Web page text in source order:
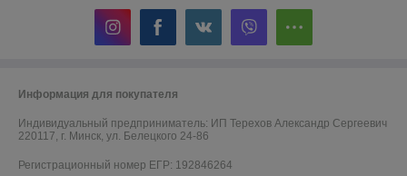
Информация для покупателя
Индивидуальный предприниматель: ИП Терехов Александр Сергеевич
220117, г. Минск, ул. Белецкого 24-86
Регистрационный номер ЕГР: 192846264